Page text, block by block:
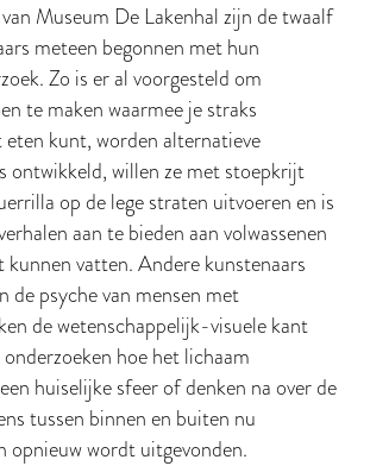
Museum De Lakenhal zijn de twaalf
meteen begonnen met hun
Zo is er al voorgesteld om
te maken waarmee je straks
kunt, worden alternatieve
ontwikkeld, willen ze met stoepkrijt
op de lege straten uitvoeren en is
aan te bieden aan volwassenen
kunnen vatten. Andere kunstenaars
de psyche van mensen met
de wetenschappelijk-visuele kant
hoe het lichaam
huiselijke sfeer of denken na over de
tussen binnen en buiten nu
opnieuw wordt uitgevonden.